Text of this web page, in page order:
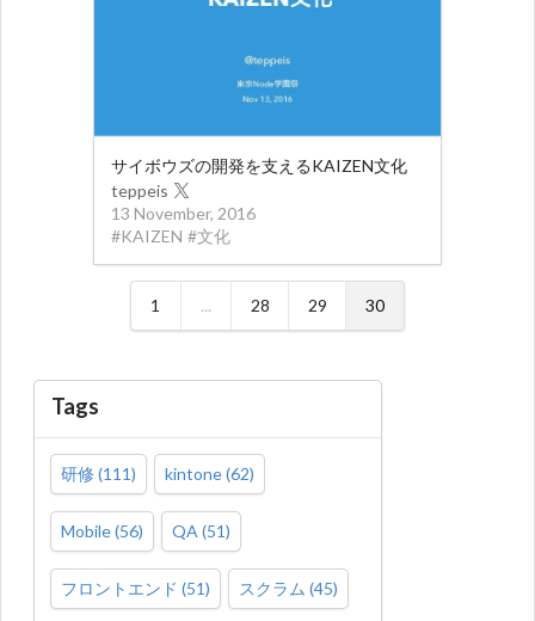
サイボウズの開発を支えるKAIZEN文化
teppeis
13 November, 2016
#KAIZEN #文化
1 ... 28 29 30
Tags
研修 (111) kintone(62)
Mobile(56) QA (51)
フロントエンド (51) スクラム (45)